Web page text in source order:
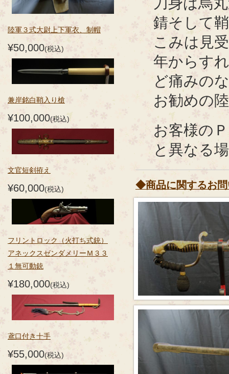
陸軍３式大尉上下軍衣、制帽
¥50,000(税込)
兼岸銘白鞘入り槍
¥100,000(税込)
文官短剣拵え
¥60,000(税込)
フリントロック（火打ち式銃）
アネックスゼンダメリーＭ３３
１無可動銃
¥180,000(税込)
鳶口付き十手
¥55,000(税込)
錆そして
こみは見
年からす
ど痛みの
お勧めの
お客様の
と異なる
◆商品に関するお